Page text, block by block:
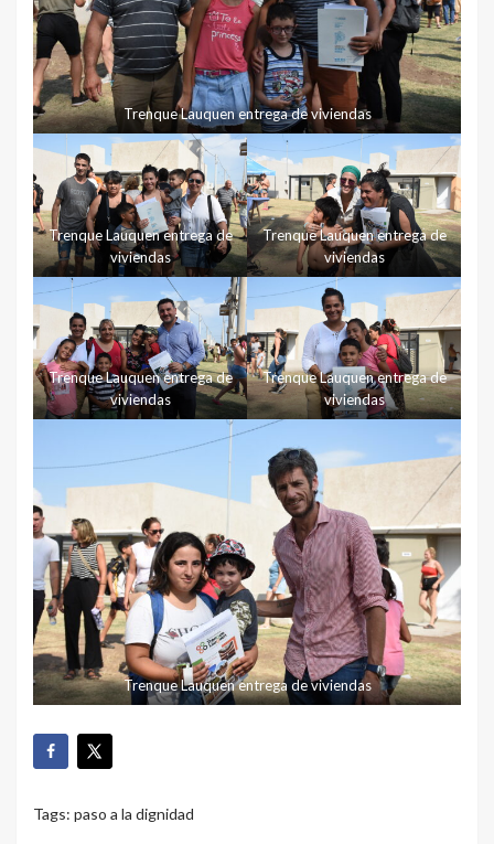
Trenque Lauquen entrega de viviendas
Trenque Lauquen entrega de
viviendas
Trenque Lauquen entrega de
viviendas
Trenque Lauquen entrega de
viviendas
Trenque Lauquen entrega de
viviendas
Trenque Lauquen entrega de viviendas
Tags: paso a la dignidad